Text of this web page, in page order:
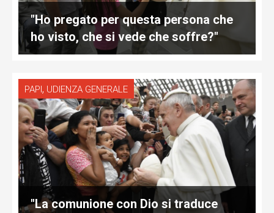
"Ho pregato per questa persona che
ho visto, che si vede che soffre?"
PAPI, UDIENZA GENERALE
"La comunione con Dio si traduce